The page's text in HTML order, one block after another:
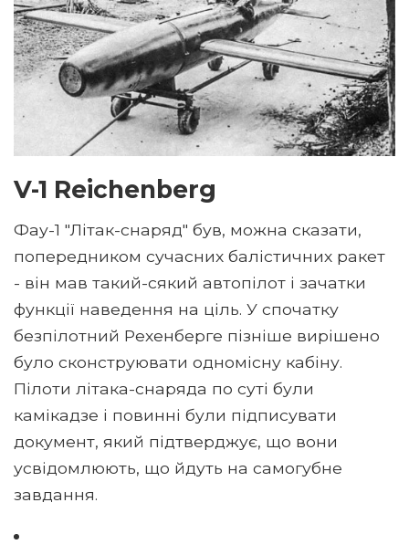
V-1 Reichenberg
Фау-1 "Літак-снаряд" був, можна сказати,
попередником сучасних балістичних ракет
- він мав такий-сякий автопілот і зачатки
функції наведення на ціль. У спочатку
безпілотний Рехенберге пізніше вирішено
було сконструювати одномісну кабіну.
Пілоти літака-снаряда по суті були
камікадзе і повинні були підписувати
документ, який підтверджує, що вони
усвідомлюють, що йдуть на самогубне
завдання.